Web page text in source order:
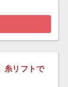
糸リフトで